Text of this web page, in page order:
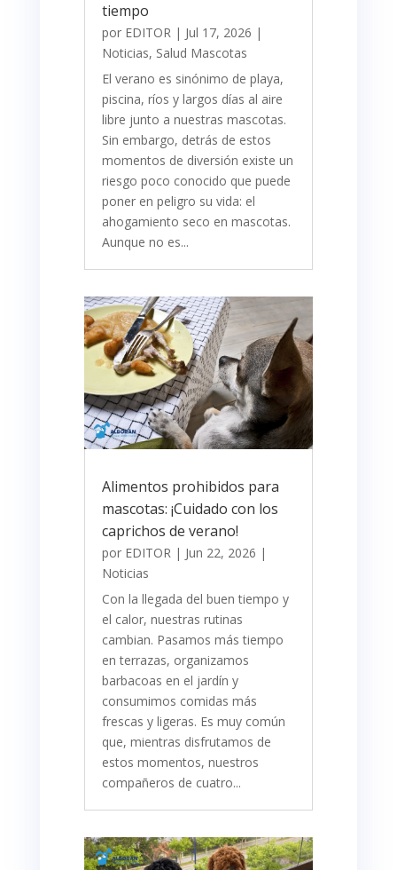
tiempo
por EDITOR| Jul 17, 2026 |
Noticias, Salud Mascotas
​El verano es sinónimo de playa,
piscina, ríos y largos días al aire
libre junto a nuestras mascotas.
Sin embargo, detrás de estos
momentos de diversión existe un
riesgo poco conocido que puede
poner en peligro su vida: el
ahogamiento seco en mascotas.
Aunque no es...
Alimentos prohibidos para
mascotas: ¡Cuidado con los
caprichos de verano!
por EDITOR| Jun 22, 2026 |
Noticias
Con la llegada del buen tiempo y
el calor, nuestras rutinas
cambian. Pasamos más tiempo
en terrazas, organizamos
barbacoas en el jardín y
consumimos comidas más
frescas y ligeras. Es muy común
que, mientras disfrutamos de
estos momentos, nuestros
compañeros de cuatro...